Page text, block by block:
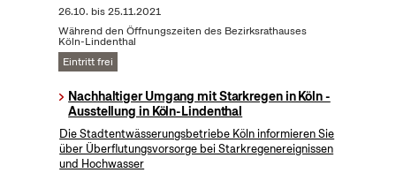
26.10. bis25.11.2021
Während den Öffnungszeiten des Bezirksrathauses
Köln-Lindenthal
Eintritt frei
Nachhaltiger Umgang mit Starkregen in Köln -
Ausstellung in Köln-Lindenthal
Die Stadtentwässerungsbetriebe Köln informieren Sie
über Überflutungsvorsorge bei Starkregenereignissen
und Hochwasser